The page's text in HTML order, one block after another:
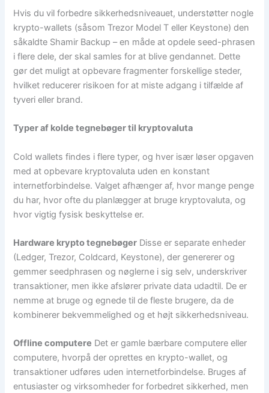
Hvis du vil forbedre sikkerhedsniveauet, understøtter nogle
krypto-wallets (såsom Trezor Model T eller Keystone) den
såkaldte Shamir Backup – en måde at opdele seed-phrasen
i flere dele, der skal samles for at blive gendannet. Dette
gør det muligt at opbevare fragmenter forskellige steder,
hvilket reducerer risikoen for at miste adgang i tilfælde af
tyveri eller brand.
Typer af kolde tegnebøger til kryptovaluta
Cold wallets findes i flere typer, og hver især løser opgaven
med at opbevare kryptovaluta uden en konstant
internetforbindelse. Valget afhænger af, hvor mange penge
du har, hvor ofte du planlægger at bruge kryptovaluta, og
hvor vigtig fysisk beskyttelse er.
Hardware krypto tegnebøger Disse er separate enheder
(Ledger, Trezor, Coldcard, Keystone), der genererer og
gemmer seedphrasen og nøglerne i sig selv, underskriver
transaktioner, men ikke afslører private data udadtil. De er
nemme at bruge og egnede til de fleste brugere, da de
kombinerer bekvemmelighed og et højt sikkerhedsniveau.
Offline computere Det er gamle bærbare computere eller
computere, hvorpå der oprettes en krypto-wallet, og
transaktioner udføres uden internetforbindelse. Bruges af
entusiaster og virksomheder for forbedret sikkerhed, men